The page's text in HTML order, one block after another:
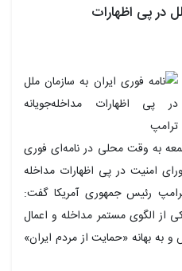
پی اظهارات
به وقت محلی در نامه‌ای فوری
امنیت در پی اظهارات مداخله
رئیس جمهوری آمریکا گفت:
الگوی مستمر مداخله و اعمال
«حمایت از مردم ایران»